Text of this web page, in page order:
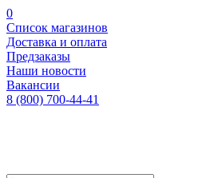
0
Список магазинов
Доставка и оплата
Предзаказы
Наши новости
Вакансии
8 (800) 700-44-41